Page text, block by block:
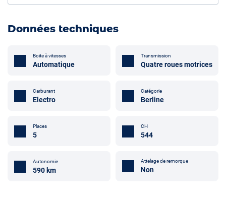
Données techniques
Boite à vitesses
Automatique
Transmission
Quatre roues motrices
Carburant
Electro
Catégorie
Berline
Places
5
CH
544
Autonomie
590 km
Attelage de remorque
Non